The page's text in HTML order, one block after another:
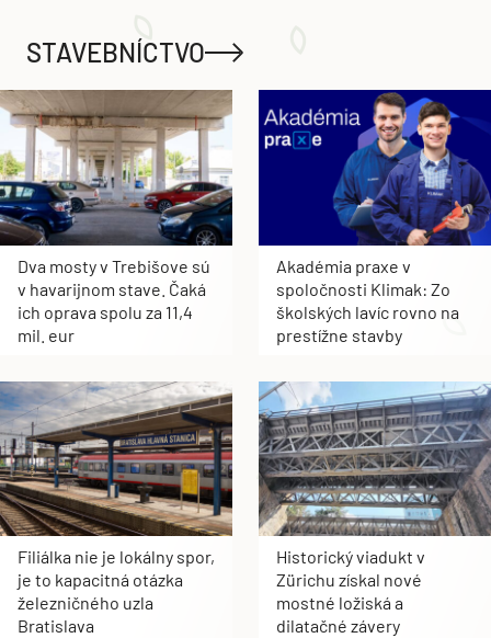
STAVEBNÍCTVO
Dva mosty v Trebišove sú
v havarijnom stave. Čaká
ich oprava spolu za 11,4
mil. eur
Akadémia praxe v
spoločnosti Klimak: Zo
školských lavíc rovno na
prestížne stavby
Filiálka nie je lokálny spor,
je to kapacitná otázka
železničného uzla
Bratislava
Historický viadukt v
Zürichu získal nové
mostné ložiská a
dilatačné závery